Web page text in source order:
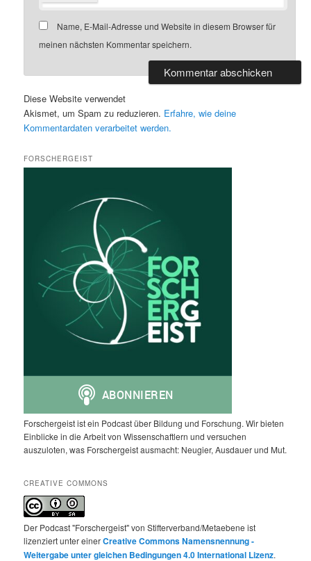
Name, E-Mail-Adresse und Website in diesem Browser für
meinen nächsten Kommentar speichern.
Diese Website verwendet
Akismet, um Spam zu reduzieren. Erfahre, wie deine
Kommentardaten verarbeitet werden.
FORSCHERGEIST
Forschergeist ist ein Podcast über Bildung und Forschung. Wir bieten
Einblicke in die Arbeit von Wissenschaftlern und versuchen
auszuloten, was Forschergeist ausmacht: Neugier, Ausdauer und Mut.
CREATIVE COMMONS
Der Podcast "Forschergeist" von Stifterverband/Metaebene ist
lizenziert unter einerCreative Commons Namensnennung -
Weitergabe unter gleichen Bedingungen 4.0 International Lizenz.